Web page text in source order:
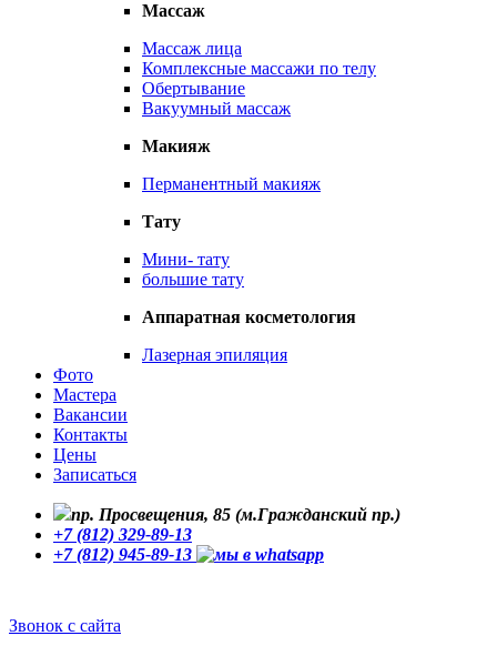
Массаж
Массаж лица
Комплексные массажи по телу
Обертывание
Вакуумный массаж
Макияж
Перманентный макияж
Тату
Мини- тату
большие тату
Аппаратная косметология
Лазерная эпиляция
Фото
Мастера
Вакансии
Контакты
Цены
Записаться
пр. Просвещения, 85 (м.Гражданский пр.)
+7 (812) 329-89-13
+7 (812) 945-89-13
Звонок с сайта